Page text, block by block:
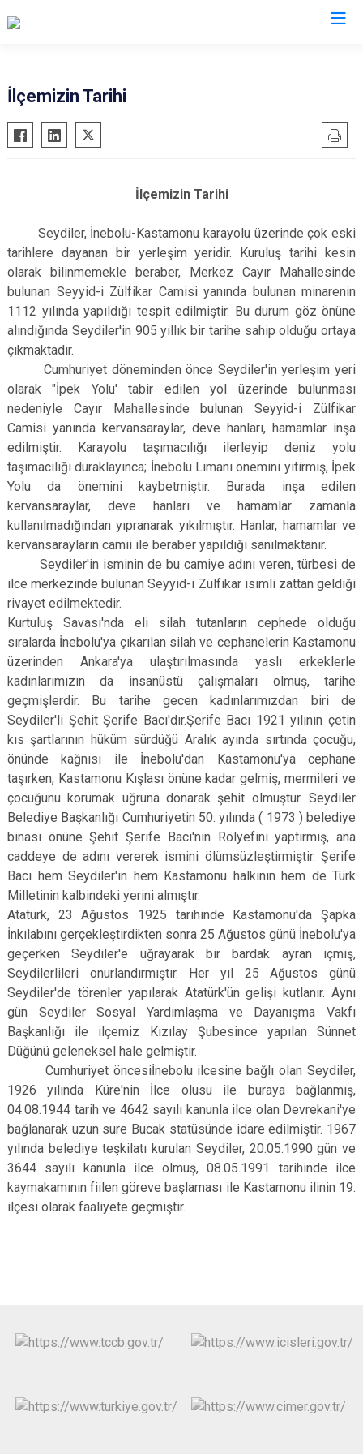
Abana
Ağlı
Bozkurt
Çatalzeytin
Cide
Daday
Devrekani
Doğanyurt
Küre
Pınarbaşı
Şenpazar
Seydiler
Taşköprü
Tosya
İlçemizin Tarihi
İlçemizin Tarihi
Seydiler, İnebolu-Kastamonu karayolu üzerinde çok eski
tarihlere dayanan bir yerleşim yeridir. Kuruluş tarihi kesin
olarak bilinmemekle beraber, Merkez Cayır Mahallesinde
bulunan Seyyid-i Zülfikar Camisi yanında bulunan minarenin
1112 yılında yapıldığı tespit edilmiştir. Bu durum göz önüne
alındığında Seydiler'in 905 yıllık bir tarihe sahip olduğu ortaya
çıkmaktadır.
Cumhuriyet döneminden önce Seydiler'in yerleşim yeri
olarak "İpek Yolu' tabir edilen yol üzerinde bulunması
nedeniyle Cayır Mahallesinde bulunan Seyyid-i Zülfikar
Camisi yanında kervansaraylar, deve hanları, hamamlar inşa
edilmiştir. Karayolu taşımacılığı ilerleyip deniz yolu
taşımacılığı duraklayınca; İnebolu Limanı önemini yitirmiş, İpek
Yolu da önemini kaybetmiştir. Burada inşa edilen
kervansaraylar, deve hanları ve hamamlar zamanla
kullanılmadığından yıpranarak yıkılmıştır. Hanlar, hamamlar ve
kervansarayların camii ile beraber yapıldığı sanılmaktanır.
Seydiler'in isminin de bu camiye adını veren, türbesi de
ilce merkezinde bulunan Seyyid-i Zülfikar isimli zattan geldiği
rivayet edilmektedir.
Kurtuluş Savası'nda eli silah tutanların cephede olduğu
sıralarda İnebolu'ya çıkarılan silah ve cephanelerin Kastamonu
üzerinden Ankara'ya ulaştırılmasında yaslı erkeklerle
kadınlarımızın da insanüstü çalışmaları olmuş, tarihe
geçmişlerdir. Bu tarihe gecen kadınlarımızdan biri de
Seydiler'li Şehit Şerife Bacı'dır.Şerife Bacı 1921 yılının çetin
kıs şartlarının hüküm sürdüğü Aralık ayında sırtında çocuğu,
önünde kağnısı ile İnebolu'dan Kastamonu'ya cephane
taşırken, Kastamonu Kışlası önüne kadar gelmiş, mermileri ve
çocuğunu korumak uğruna donarak şehit olmuştur. Seydiler
Belediye Başkanlığı Cumhuriyetin 50. yılında ( 1973 ) belediye
binası önüne Şehit Şerife Bacı'nın Rölyefini yaptırmış, ana
caddeye de adını vererek ismini ölümsüzleştirmiştir. Şerife
Bacı hem Seydiler'in hem Kastamonu halkının hem de Türk
Milletinin kalbindeki yerini almıştır.
Atatürk, 23 Ağustos 1925 tarihinde Kastamonu'da Şapka
İnkılabını gerçekleştirdikten sonra 25 Ağustos günü İnebolu'ya
geçerken Seydiler'e uğrayarak bir bardak ayran içmiş,
Seydilerlileri onurlandırmıştır. Her yıl 25 Ağustos günü
Seydiler'de törenler yapılarak Atatürk'ün gelişi kutlanır. Aynı
gün Seydiler Sosyal Yardımlaşma ve Dayanışma Vakfı
Başkanlığı ile ilçemiz Kızılay Şubesince yapılan Sünnet
Düğünü geleneksel hale gelmiştir.
Cumhuriyet öncesiİnebolu ilcesine bağlı olan Seydiler,
1926 yılında Küre'nin İlce olusu ile buraya bağlanmış,
04.08.1944 tarih ve 4642 sayılı kanunla ilce olan Devrekani'ye
bağlanarak uzun sure Bucak statüsünde idare edilmiştir. 1967
yılında belediye teşkilatı kurulan Seydiler, 20.05.1990 gün ve
3644 sayılı kanunla ilce olmuş, 08.05.1991 tarihinde ilce
kaymakamının fiilen göreve başlaması ile Kastamonu ilinin 19.
ilçesi olarak faaliyete geçmiştir.